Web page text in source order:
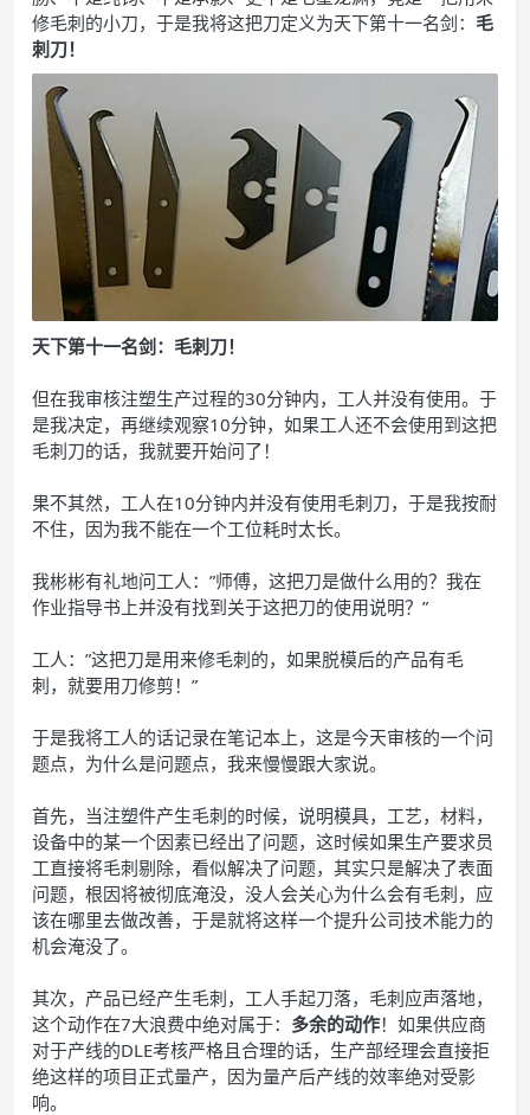
修毛刺的小刀，于是我将这把刀定义为天下第十一名剑： 毛
刺刀！
天下第十一名剑：毛刺刀！
但在我审核注塑生产过程的30分钟内，工人并没有使用。于
是我决定，再继续观察10分钟，如果工人还不会使用到这把
毛刺刀的话，我就要开始问了！
果不其然，工人在10分钟内并没有使用毛刺刀，于是我按耐
不住，因为我不能在一个工位耗时太长。
我彬彬有礼地问工人：”师傅，这把刀是做什么用的？我在
作业指导书上并没有找到关于这把刀的使用说明？”
工人：”这把刀是用来修毛刺的，如果脱模后的产品有毛
刺，就要用刀修剪！”
于是我将工人的话记录在笔记本上，这是今天审核的一个问
题点，为什么是问题点，我来慢慢跟大家说。
首先，当注塑件产生毛刺的时候，说明模具，工艺，材料，
设备中的某一个因素已经出了问题，这时候如果生产要求员
工直接将毛刺剔除，看似解决了问题，其实只是解决了表面
问题，根因将被彻底淹没，没人会关心为什么会有毛刺，应
该在哪里去做改善，于是就将这样一个提升公司技术能力的
机会淹没了。
其次，产品已经产生毛刺，工人手起刀落，毛刺应声落地，
这个动作在7大浪费中绝对属于： 多余的动作！如果供应商
对于产线的DLE考核严格且合理的话，生产部经理会直接拒
绝这样的项目正式量产，因为量产后产线的效率绝对受影
响。